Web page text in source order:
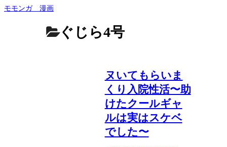
モモンガ 漫画
ぐじら4号
ヌいてもらいま
くり入院性活〜助
けたクールギャ
ルは実はスケベ
でした〜